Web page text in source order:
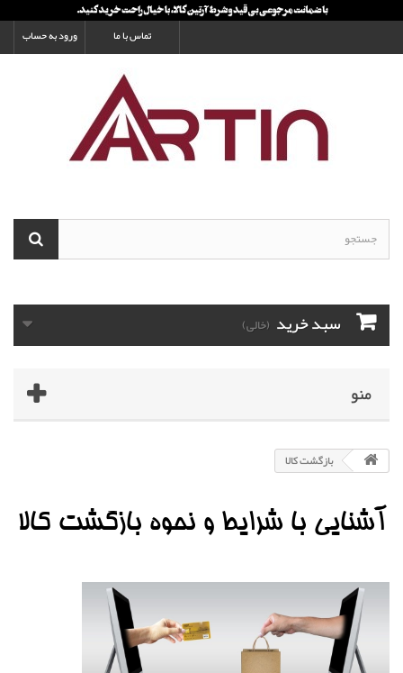
ورود به حساب تماس با ما
سبد خرید (خالی)
منو
بازگشت کالا
آشنایی با شرایط و نحوه بازگشت کالا